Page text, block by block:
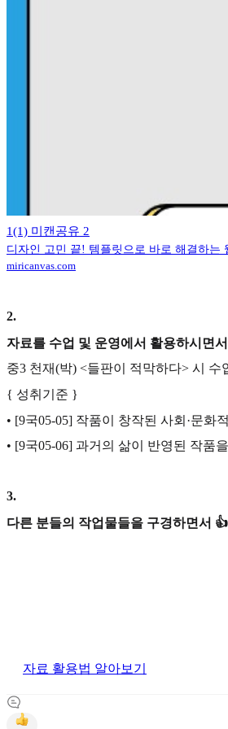
1(1) 미캔공유 2
디자인 고민 끝! 템플릿으로 바로 해결하는
miricanvas.com
2.
자료를 수업 및 운영에서 활용하시면
중3 천재(박) <들판이 적막하다> 시 수
{ 성취기준 }
• [9국05-05] 작품이 창작된 사회·문화
• [9국05-06] 과거의 삶이 반영된 작품
3.
다른 분들의 작업물들을 구경하면서
자료 활용법 알아보기